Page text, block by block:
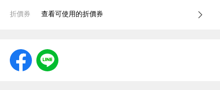
折價券 查看可使用的折價券